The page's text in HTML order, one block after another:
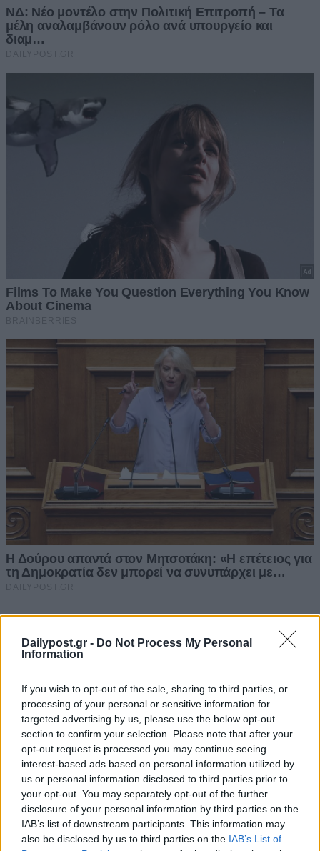
Dailypost.gr - Do Not Process My Personal
Information
If you wish to opt-out of the sale, sharing to third parties, or
processing of your personal or sensitive information for
targeted advertising by us, please use the below opt-out
section to confirm your selection. Please note that after your
opt-out request is processed you may continue seeing
interest-based ads based on personal information utilized by
us or personal information disclosed to third parties prior to
your opt-out. You may separately opt-out of the further
disclosure of your personal information by third parties on the
IAB’s list of downstream participants. This information may
also be disclosed by us to third parties on the IAB’s List of